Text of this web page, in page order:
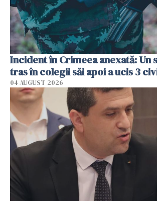
Incident în Crimeea anexată: Un
tras în colegii săi apoi a ucis 3
04 AUGUST 2026